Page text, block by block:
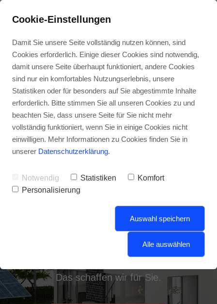
Kunden-
dienst
Energie-
wende
Über
uns
Kunden-
zufriedenheit
Stellen-
angebote
Pillipp Haustechnik
Solarstrom
Energiekosten senken, die Natur schonen
Das schaffen wir für Sie.
Cookie-Einstellungen
Damit Sie unsere Seite vollständig nutzen können, sind
Cookies erforderlich. Einige dieser Cookies sind notwendig,
damit unsere Seite überhaupt funktioniert, andere Cookies
sind nur ein komfortables Nutzungserlebnis, unsere
Statistiken oder für besonders auf Sie abgestimmte Inhalte
erforderlich. Bitte stimmen Sie all unseren Cookies zu und
beachten Sie, dass unsere Seite für Sie nicht mehr
vollständig funktioniert, wenn Sie in einige Cookies nicht
einwilligen. Mehr Informationen zu Cookies finden Sie in
unserer Datenschutzerklärung.
Notwendig Statistiken
Komfort
Personalisierung
Auswahl speichern
Alle auswählen